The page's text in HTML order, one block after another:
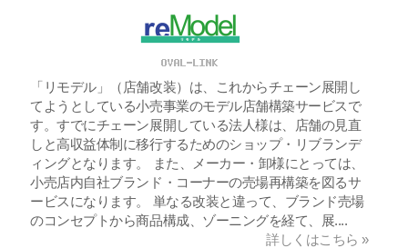
「リモデル」（店舗改装）は、これからチェーン展開し
てようとしている小売事業のモデル店舗構築サービスで
す。すでにチェーン展開している法人様は、店舗の見直
しと高収益体制に移行するためのショップ・リブランデ
ィングとなります。 また、メーカー・卸様にとっては、
小売店内自社ブランド・コーナーの売場再構築を図るサ
ービスになります。 単なる改装と違って、ブランド売場
のコンセプトから商品構成、ゾーニングを経て、展....
詳しくはこちら »